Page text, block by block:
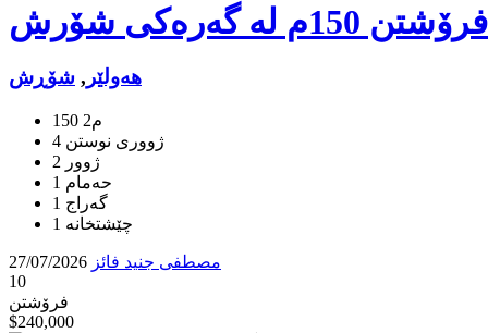
لە گەرەکی شۆرش
هه‌ولێر , شۆڕش
150 م2
4 ژووری نوستن
2 ژوور
1 حەمام
1 گه‌راج
مصطفی جنید فائز 27/07/2026
10
فرۆشتن
$240,000